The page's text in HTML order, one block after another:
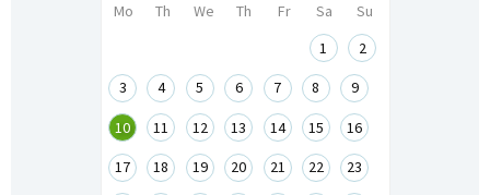
Mo
Th We Th Fr Sa
Su
1
2
3 4 5 6 7 8 9
10 11 12 13 14 15 16
17 18 19 20 21 22 23